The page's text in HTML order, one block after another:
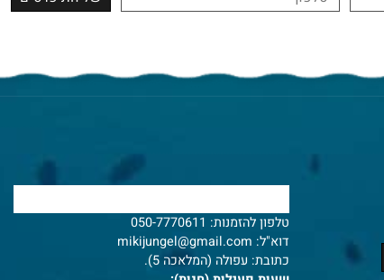
צרו איתנו קשר
טלפון להזמנות: 050-7770611
דוא"ל:mikijungel@gmail.com